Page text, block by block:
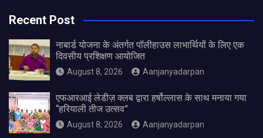
Recent Post
नाबार्ड योजना के अंतर्गत पॉलीहाउस लाभार्थियों के लिए एक
दिवसीय प्रशिक्षण आयोजित
August 8, 2026 Aanjanyadarpan
एफआरआई लेडीज़ क्लब द्वारा हर्षोल्लास के साथ मनाया गया
“हरियाली तीज उत्सव”
August 8, 2026 Aanjanyadarpan